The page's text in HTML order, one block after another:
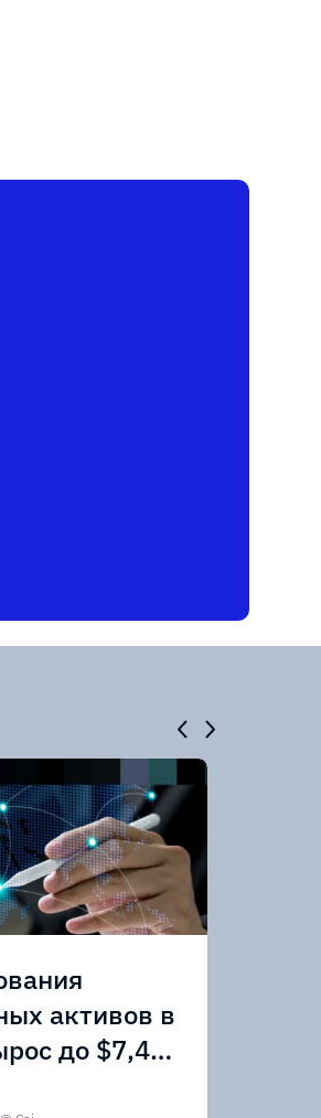
активов в
до $7,4